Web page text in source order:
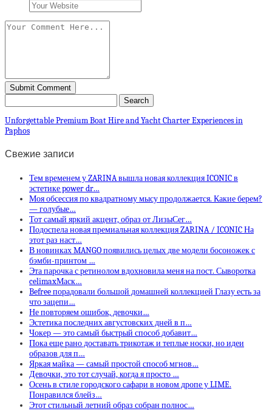
Unforgettable Premium Boat Hire and Yacht Charter Experiences in
Paphos
Свежие записи
Тем временем у ZARINA вышла новая коллекция ICONIC в
эстетике power dr…
Моя обсессия по квадратному мысу продолжается. Какие берем?
— голубые…
Тот самый яркий акцент, образ от ЛизыСег…
Подоспела новая премиальная коллекция ZARINA / ICONIC На
этот раз наст…
В новинках MANGO появились целых две модели босоножек с
бэмби-принтом …
Эта парочка с ретинолом вдохновила меня на пост. Сыворотка
celimaxМаск…
Befree порадовали большой домашней коллекцией Глазу есть за
что зацепи…
Не повторяем ошибок, девочки…
Эстетика последних августовских дней в п…
Чокер — это самый быстрый способ добавит…
Пока еще рано доставать трикотаж и теплые носки, но идеи
образов для п…
Яркая майка — самый простой способ мгнов…
Девочки, это тот случай, когда я просто …
Осень в стиле городского сафари в новом дропе у LIME.
Понравился блейз…
Этот стильный летний образ собран полнос…